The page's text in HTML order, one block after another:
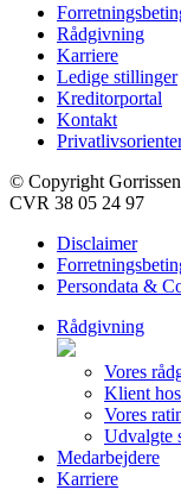
Rådgivning
Karriere
Ledige stillinger
Kreditorportal
Kontakt
© Copyright
CVR 38 05 24 97
Disclaimer
Persondata &
Rådgivning
Vores
Klient
Vores
Udvalgte
Medarbejdere
Karriere